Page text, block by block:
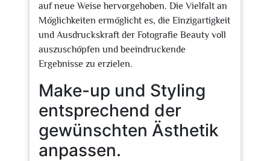
auf neue Weise hervorgehoben. Die Vielfalt an
Möglichkeiten ermöglicht es, die Einzigartigkeit
und Ausdruckskraft der Fotografie Beauty voll
auszuschöpfen und beeindruckende
Ergebnisse zu erzielen.
Make-up und Styling
entsprechend der
gewünschten Ästhetik
anpassen.